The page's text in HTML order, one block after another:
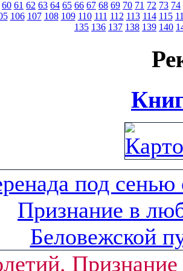
60 61 62 63 64 65 66 67 68 69 70 71 72 73 74
106 107 108 109 110 111 112 113 114 115
135 136 137 138 139 140